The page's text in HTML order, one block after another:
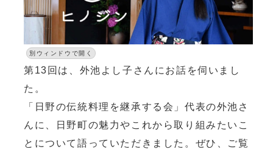
別ウィンドウで開く
第13回は、外池よし子さんにお話を伺いまし
た。
「日野の伝統料理を継承する会」代表の外池さ
んに、日野町の魅力やこれから取り組みたいこ
とについて語っていただきました。ぜひ、ご覧